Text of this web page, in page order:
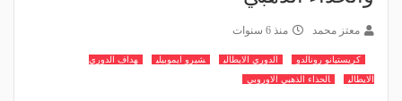
معتز محمد منذ 6 سنوات
كريستيانو رونالدو الدوري الايطالي شيرو ايموبيلي
هداف الدوري
الايطالي
الحذاء الذهبي الاوروبي